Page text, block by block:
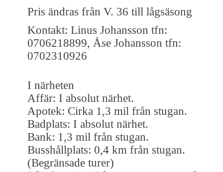
Pris ändras från V. 36 till lågsäsong
Kontakt: Linus Johansson tfn:
0706218899, Åse Johansson tfn:
0702310926
I närheten
Affär: I absolut närhet.
Apotek: Cirka 1,3 mil från stugan.
Badplats: I absolut närhet.
Bank: 1,3 mil från stugan.
Busshållplats: 0,4 km från stugan.
(Begränsade turer)